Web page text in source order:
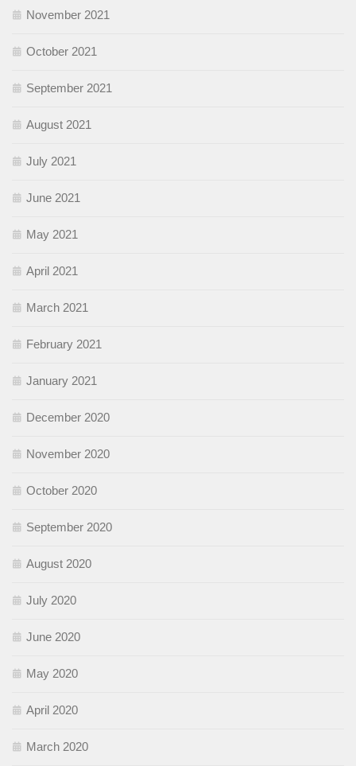
November 2021
October 2021
September 2021
August 2021
July 2021
June 2021
May 2021
April 2021
March 2021
February 2021
January 2021
December 2020
November 2020
October 2020
September 2020
August 2020
July 2020
June 2020
May 2020
April 2020
March 2020